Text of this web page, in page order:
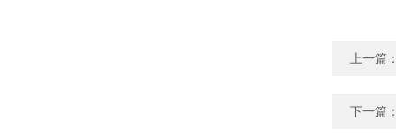
上一篇
下一篇